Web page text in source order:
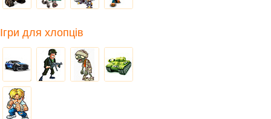
Ігри для хлопців